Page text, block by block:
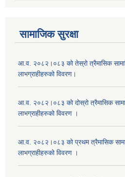
सामाजिक सुरक्षा
आ.व. २०८२।०८३ को तेस्रो त्रैमासिक
लाभग्राहीहरुको विवरण।
आ.व. २०८२।०८३ को दोस्रो त्रैमासिक
लाभग्राहीहरुको विवरण ।
आ.व. २०८२।०८३ को प्रथम त्रैमासिक
लाभग्राहीहरुको विवरण ।